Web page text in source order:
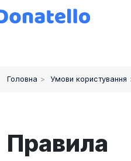
Головна Умови користування
Правила